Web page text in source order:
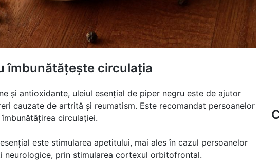
îmbunătățește circulația
și antioxidante, uleiul esențial de piper negru este de ajutor
cauzate de artrită și reumatism. Este recomandat persoanelor
circulației.
este stimularea apetitului, mai ales în cazul persoanelor
neurologice, prin stimularea cortexul orbitofrontal.